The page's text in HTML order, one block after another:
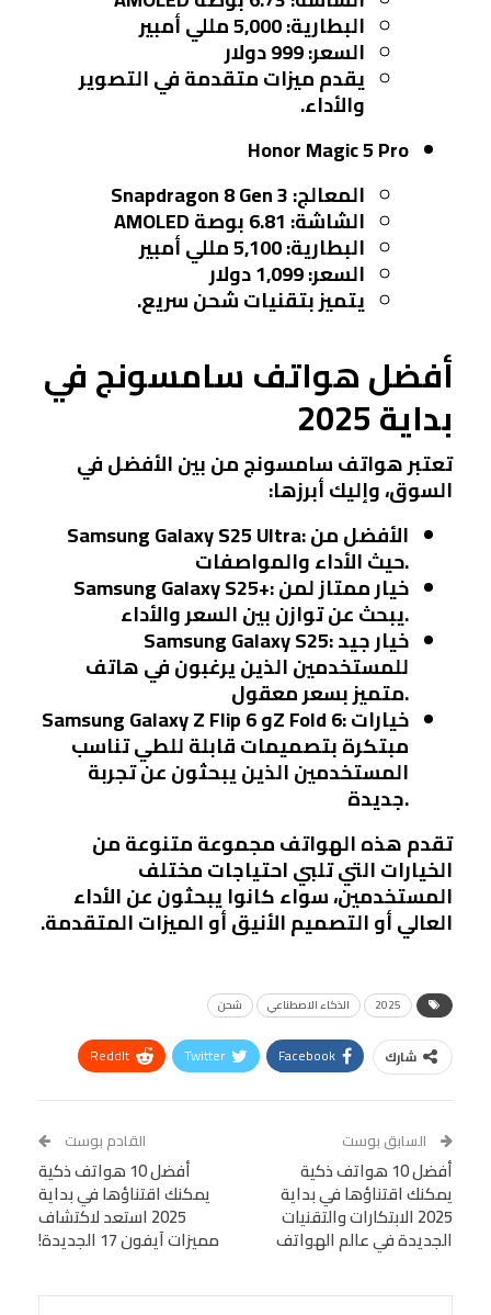
البطارية: 5,000 مللي أمبير
السعر: 999 دولار
يقدم ميزات متقدمة في التصوير
والأداء.
Honor Magic 5 Pro
المعالج: Snapdragon 8 Gen 3
الشاشة: 6.81 بوصة AMOLED
البطارية: 5,100 مللي أمبير
السعر: 1,099 دولار
يتميز بتقنيات شحن سريع.
أفضل هواتف سامسونج في
بداية 2025
تعتبر هواتف سامسونج من بين الأفضل في
السوق، وإليك أبرزها:
Samsung Galaxy S25 Ultra: الأفضل من
حيث الأداء والمواصفات.
Samsung Galaxy S25+: خيار ممتاز لمن
يبحث عن توازن بين السعر والأداء.
Samsung Galaxy S25: خيار جيد
للمستخدمين الذين يرغبون في هاتف
متميز بسعر معقول.
Samsung Galaxy Z Flip 6وZ Fold 6: خيارات
مبتكرة بتصميمات قابلة للطي تناسب
المستخدمين الذين يبحثون عن تجربة
جديدة.
تقدم هذه الهواتف مجموعة متنوعة من
الخيارات التي تلبي احتياجات مختلف
المستخدمين، سواء كانوا يبحثون عن الأداء
العالي أو التصميم الأنيق أو الميزات المتقدمة.
2025 الذكاء الاصطناعي شحن
شارك Facebook
Twitter
ReddIt
Tumblr
البريد الإلكتروني
VK
Digg
LINE
BlackBerry
Viber
طباعة
OK.ru
Pinterest
السابق بوست
أفضل 10 هواتف ذكية
يمكنك اقتناؤها في بداية
2025 الابتكارات والتقنيات
الجديدة في عالم الهواتف
القادم بوست
أفضل 10 هواتف ذكية
يمكنك اقتناؤها في بداية
2025 استعد لاكتشاف
مميزات آيفون 17 الجديدة!